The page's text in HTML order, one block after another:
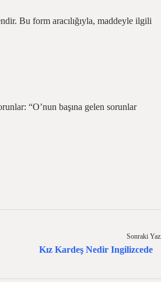
Bu form aracılığıyla, maddeyle ilgili
“O’nun başına gelen sorunlar
Sonraki
Kız Kardeş Nedir Ingilizcede